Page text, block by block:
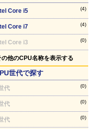
Core i5 (4)
Core i7 (4)
Core i3 (0)
の他のCPU名称を表示する
世代で探す
代 (0)
代 (0)
代 (0)